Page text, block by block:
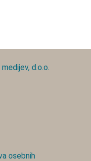
d.o.o.
osebnih